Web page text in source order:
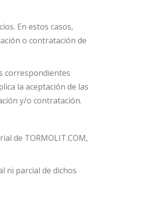
En estos casos,
o contratación de
correspondientes
la aceptación de las
y/o contratación.
de TORMOLIT.COM,
ni parcial de dichos